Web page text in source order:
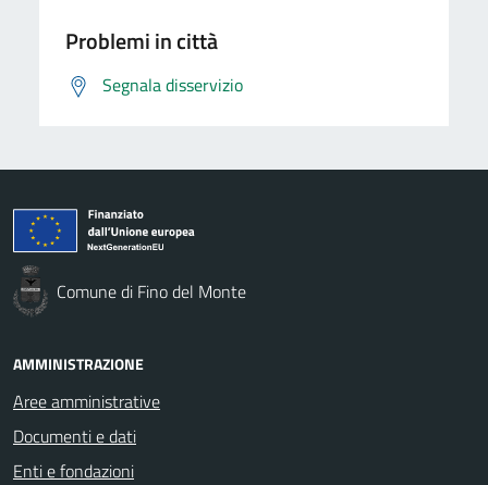
Problemi in città
Segnala disservizio
Comune di Fino del Monte
AMMINISTRAZIONE
Aree amministrative
Documenti e dati
Enti e fondazioni